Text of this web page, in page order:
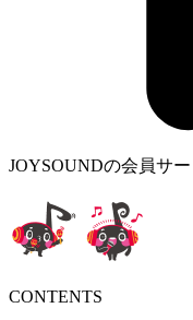
JOYSOUNDの会員サ
CONTENTS